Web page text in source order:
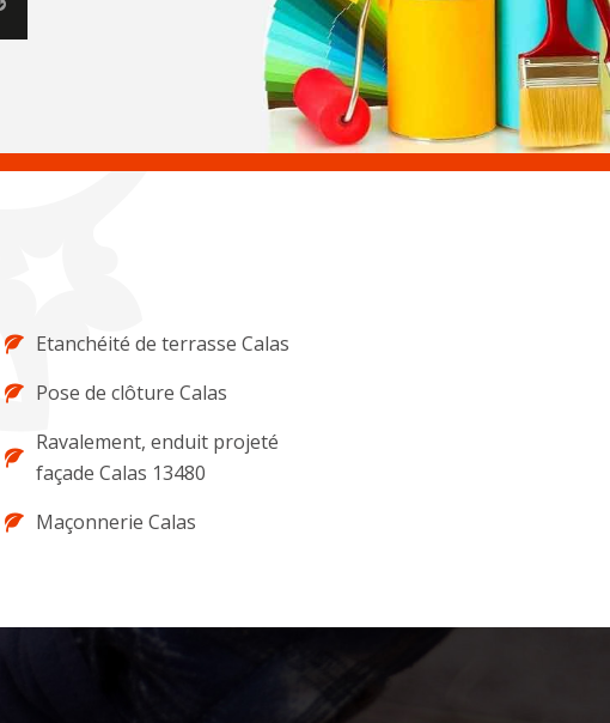
Etanchéité de terrasse Calas
Pose de clôture Calas
Ravalement, enduit projeté
façade Calas 13480
Maçonnerie Calas